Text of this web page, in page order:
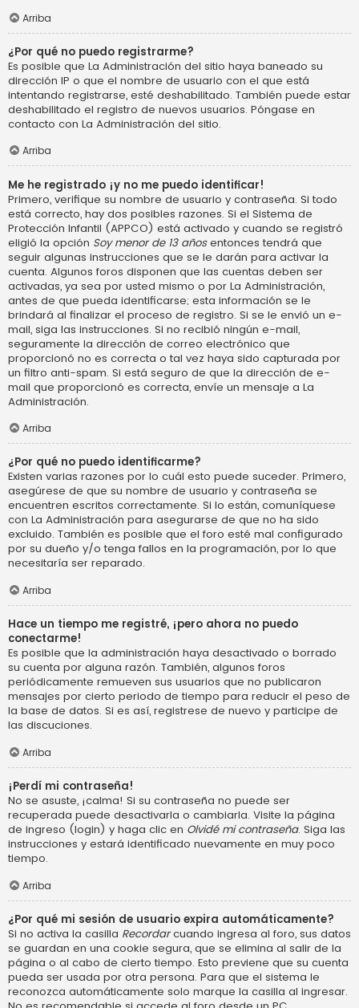
Arriba
¿Por qué no puedo registrarme?
Es posible que La Administración del sitio haya baneado su
dirección IP o que el nombre de usuario con el que está
intentando registrarse, esté deshabilitado. También puede estar
deshabilitado el registro de nuevos usuarios. Póngase en
contacto con La Administración del sitio.
Arriba
Me he registrado ¡y no me puedo identificar!
Primero, verifique su nombre de usuario y contraseña. Si todo
está correcto, hay dos posibles razones. Si el Sistema de
Protección Infantil (APPCO) está activado y cuando se registró
eligió la opción Soy menor de 13 añosentonces tendrá que
seguir algunas instrucciones que se le darán para activar la
cuenta. Algunos foros disponen que las cuentas deben ser
activadas, ya sea por usted mismo o por La Administración,
antes de que pueda identificarse; esta información se le
brindará al finalizar el proceso de registro. Si se le envió un e-
mail, siga las instrucciones. Si no recibió ningún e-mail,
seguramente la dirección de correo electrónico que
proporcionó no es correcta o tal vez haya sido capturada por
un filtro anti-spam. Si está seguro de que la dirección de e-
mail que proporcionó es correcta, envíe un mensaje a La
Administración.
Arriba
¿Por qué no puedo identificarme?
Existen varias razones por lo cuál esto puede suceder. Primero,
asegúrese de que su nombre de usuario y contraseña se
encuentren escritos correctamente. Si lo están, comuníquese
con La Administración para asegurarse de que no ha sido
excluido. También es posible que el foro esté mal configurado
por su dueño y/o tenga fallos en la programación, por lo que
necesitaría ser reparado.
Arriba
Hace un tiempo me registré, ¡pero ahora no puedo
conectarme!
Es posible que la administración haya desactivado o borrado
su cuenta por alguna razón. También, algunos foros
periódicamente remueven sus usuarios que no publicaron
mensajes por cierto periodo de tiempo para reducir el peso de
la base de datos. Si es así, registrese de nuevo y participe de
las discuciones.
Arriba
¡Perdí mi contraseña!
No se asuste, ¡calma! Si su contraseña no puede ser
recuperada puede desactivarla o cambiarla. Visite la página
de ingreso (login) y haga clic en Olvidé mi contraseña. Siga las
instrucciones y estará identificado nuevamente en muy poco
tiempo.
Arriba
¿Por qué mi sesión de usuario expira automáticamente?
Si no activa la casilla Recordarcuando ingresa al foro, sus datos
se guardan en una cookie segura, que se elimina al salir de la
página o al cabo de cierto tiempo. Esto previene que su cuenta
pueda ser usada por otra persona. Para que el sistema le
reconozca automáticamente solo marque la casilla al ingresar.